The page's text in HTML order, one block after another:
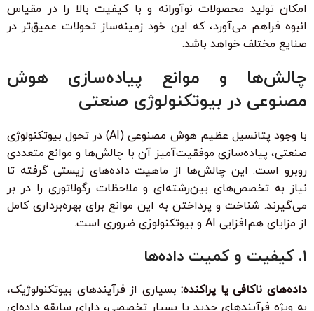
امکان تولید محصولات نوآورانه و با کیفیت بالا را در مقیاس
انبوه فراهم می‌آورد، که این خود زمینه‌ساز تحولات عمیق‌تر در
صنایع مختلف خواهد باشد.
چالش‌ها و موانع پیاده‌سازی هوش
مصنوعی در بیوتکنولوژی صنعتی
با وجود پتانسیل عظیم هوش مصنوعی (AI) در تحول بیوتکنولوژی
صنعتی، پیاده‌سازی موفقیت‌آمیز آن با چالش‌ها و موانع متعددی
روبرو است. این چالش‌ها از ماهیت داده‌های زیستی گرفته تا
نیاز به تخصص‌های بین‌رشته‌ای و ملاحظات رگولاتوری را در بر
می‌گیرند. شناخت و پرداختن به این موانع برای بهره‌برداری کامل
از مزایای هم‌افزایی AI و بیوتکنولوژی ضروری است.
۱. کیفیت و کمیت داده‌ها
داده‌های ناکافی یا پراکنده:بسیاری از فرآیندهای بیوتکنولوژیک،
به ویژه فرآیندهای جدید یا بسیار تخصصی، دارای سابقه داده‌ای